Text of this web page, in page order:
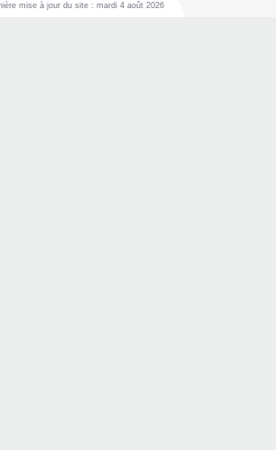
mise à jour du site : mardi 4 août 2026